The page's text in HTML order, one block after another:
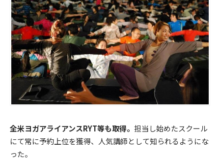
全米ヨガアライアンスRYT等も取得。 担当し始めたスクール
にて常に予約上位を獲得、人気講師として知られるようにな
った。